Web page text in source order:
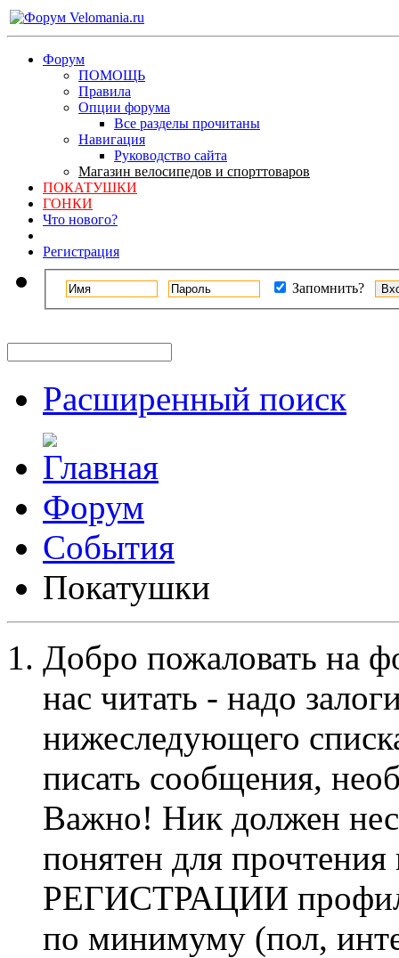
Форум
ПОМОЩЬ
Правила
Опции форума
Все разделы прочитаны
Навигация
Руководство сайта
Магазин велосипедов и спорттоваров
ПОКАТУШКИ
ГОНКИ
Что нового?
Регистрация
Запомнить?
Расширенный поиск
Форум
События
Покатушки
Добро пожаловать на
нас читать - надо
нижеследующего
писать сообщения,
Важно! Ник должен
понятен для
РЕГИСТРАЦИИ профиль
по минимуму (пол,